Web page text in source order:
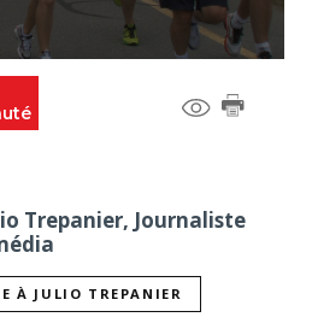
Trepanier, Journaliste
À JULIO TREPANIER